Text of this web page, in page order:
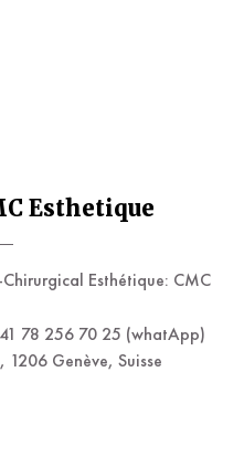
Esthetique
Esthétique: CMC
78 256 70 25 (whatApp)
1206 Genève, Suisse